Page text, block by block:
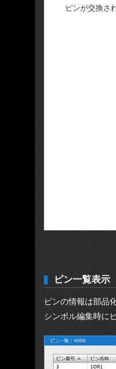
ピンが交換さ
ピン一覧表示
ピンの情報は部品
シンボル編集時に